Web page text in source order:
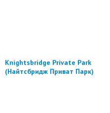
Knightsbridge Private Park
(Найтсбридж Приват Парк)